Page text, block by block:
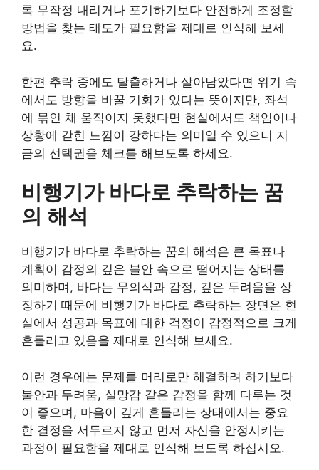
록 무작정 내리거나 포기하기보다 안전하게 조정할
방법을 찾는 태도가 필요함을 제대로 인식해 보세
요.
한편 추락 중에도 탈출하거나 살아남았다면 위기 속
에서도 방향을 바꿀 기회가 있다는 뜻이지만, 좌석
에 묶인 채 움직이지 못했다면 현실에서도 책임이나
상황에 갇힌 느낌이 강하다는 의미일 수 있으니 지
금의 선택권을 체크를 해보도록 하세요.
비행기가 바다로 추락하는 꿈
의 해석
비행기가 바다로 추락하는 꿈의 해석은 큰 목표나
계획이 감정의 깊은 불안 속으로 떨어지는 상태를
의미하며, 바다는 무의식과 감정, 깊은 두려움을 상
징하기 때문에 비행기가 바다로 추락하는 장면은 현
실에서 성공과 목표에 대한 걱정이 감정적으로 크게
흔들리고 있음을 제대로 인식해 보세요.
이런 경우에는 문제를 머리로만 해결하려 하기보다
불안과 두려움, 실망감 같은 감정을 함께 다루는 것
이 좋으며, 마음이 깊게 흔들리는 상태에서는 중요
한 결정을 서두르지 않고 먼저 자신을 안정시키는
과정이 필요함을 제대로 인식해 보도록 하십시오.